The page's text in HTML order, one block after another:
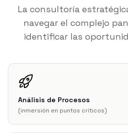
La consultoría
navegar el complejo
identificar las
Análisis de Procesos
(inmersión en puntos críticos)